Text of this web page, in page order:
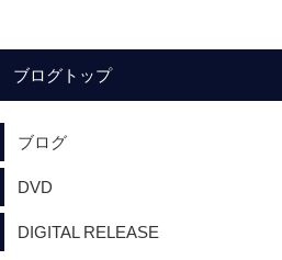
ブログトップ
ブログ
DVD
DIGITAL RELEASE